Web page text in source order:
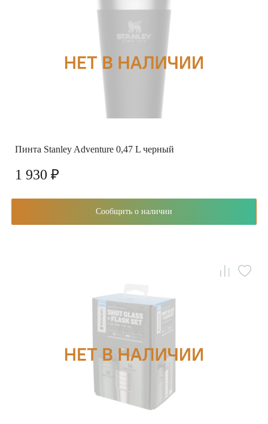
Пинта Stanley Adventure 0,47 L черный
1 930 ₽
Сообщить о наличии